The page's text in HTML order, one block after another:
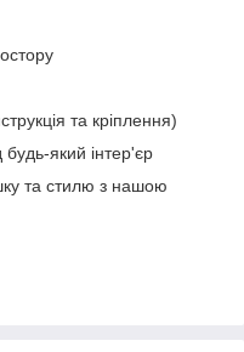
та кріплення)
який інтер'єр
та стилю з нашою